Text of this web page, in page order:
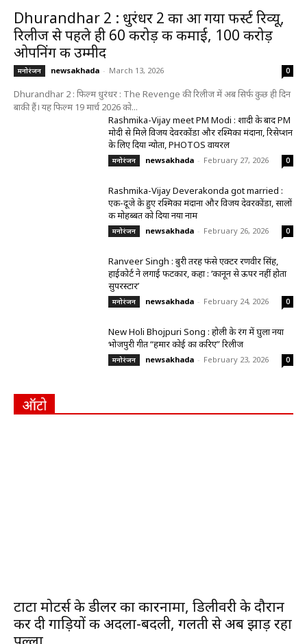
Dhurandhar 2 : धुरंधर 2 का आ गया फर्स्ट रिव्यू,
रिलीज से पहले ही 60 करोड़ की कमाई, 100 करोड़
ओपनिंग की उम्मीद
मनोरंजन newsakhada - March 13, 2026 0
Dhurandhar 2 : फिल्म धुरंधर : The Revenge की रिलीज में अब सिर्फ कुछ ही दिन
बाकी हैं। यह फिल्म 19 मार्च 2026 को...
Rashmika-Vijay meet PM Modi : शादी के बाद PM
मोदी से मिले विजय देवरकोंडा और रश्मिका मंदाना, रिसेप्शन
के लिए दिया न्योता, PHOTOS वायरल
मनोरंजन newsakhada - February 27, 2026 0
Rashmika-Vijay Deverakonda got married :
एक-दूजे के हुए रश्मिका मंदाना और विजय देवरकोंडा, सालों
की मोहब्बत को दिया नया नाम
मनोरंजन newsakhada - February 26, 2026 0
Ranveer Singh : बुरी तरह फंसे एक्टर रणवीर सिंह,
हाईकोर्ट ने लगाई फटकार, कहा : ‘कानून से ऊपर नहीं होता
सुपरस्टार’
मनोरंजन newsakhada - February 24, 2026 0
New Holi Bhojpuri Song : होली के रंग में घुला नया
भोजपुरी गीत “हमार कोई का करिए” रिलीज
मनोरंजन newsakhada - February 23, 2026 0
ऑटो
टाटा मोटर्स के डीलर का कारनामा, डिलीवरी के दौरान
कर दी गाड़ियों की अदला-बदली, गलती से अब झाड़ रहा